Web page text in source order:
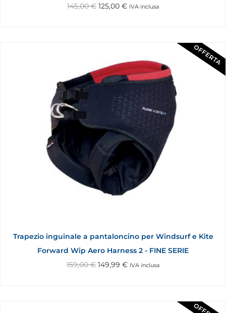
145,00€ 125,00 € IVA inclusa
OFFERTA
Trapezio inguinale a pantaloncino per Windsurf e Kite
Forward Wip Aero Harness 2 - FINE SERIE
159,00€ 149,99 € IVA inclusa